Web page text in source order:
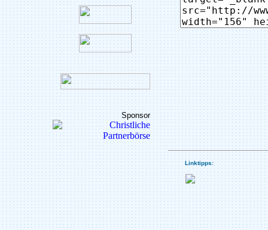
Sponsor
Linktipps: